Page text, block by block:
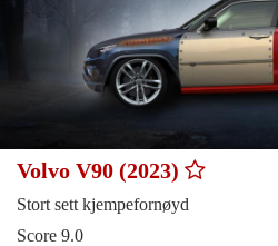
Volvo V90 (2023)
Stort sett kjempefornøyd
Score 9.0